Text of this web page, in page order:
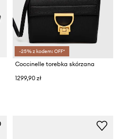
-25% z kodem: OFF*
Coccinelle torebka skórzana
1299,90 zł